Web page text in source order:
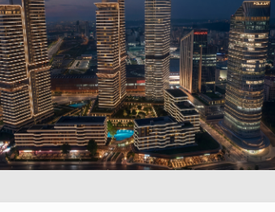
yasağı uzatıldı
Özgür Özel, Ekrem
kararı aldı
Boykot